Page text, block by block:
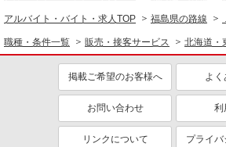
アルバイト・バイト・求人TOP 福島県の路線
職種・条件一覧 販売・接客サービス 北海道・
掲載ご希望のお客様へ よく
お問い合わせ 利
リンクについて プライ